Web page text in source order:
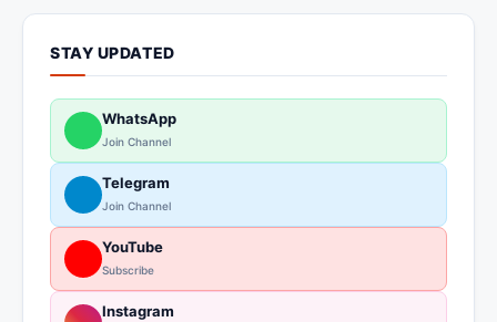
STAY UPDATED
WhatsApp
Join Channel
Telegram
Join Channel
YouTube
Subscribe
Instagram